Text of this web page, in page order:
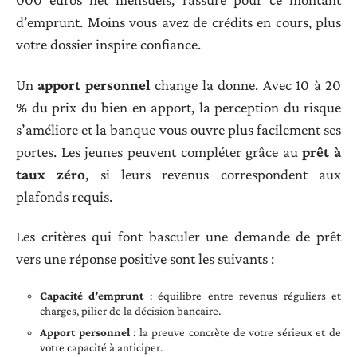
d’emprunt. Moins vous avez de crédits en cours, plus
votre dossier inspire confiance.
Unapport personnel change la donne. Avec 10 à 20
% du prix du bien en apport, la perception du risque
s’améliore et la banque vous ouvre plus facilement ses
portes. Les jeunes peuvent compléter grâce auprêt à
taux zéro, si leurs revenus correspondent aux
plafonds requis.
Les critères qui font basculer une demande de prêt
vers une réponse positive sont les suivants :
Capacité d’emprunt: équilibre entre revenus réguliers et
charges, pilier de la décision bancaire.
Apport personnel: la preuve concrète de votre sérieux et de
votre capacité à anticiper.